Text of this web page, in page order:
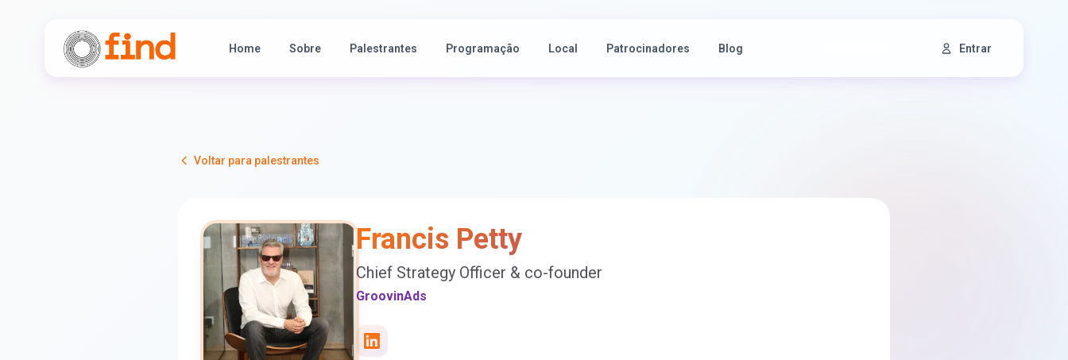
Home Sobre Palestrantes Programação Local Patrocinadores Blog Entrar
Voltar para palestrantes
Francis Petty
Chief Strategy Officer & co-founder
GroovinAds